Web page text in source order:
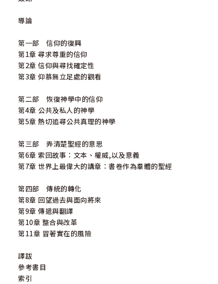
導論
第一部 信仰的復興
第1章 尋求尊重的信仰
第2章 信仰與尋找確定性
第3章 仰慕無立足處的觀看
第二部 恢復神學中的信仰
第4章 公共及私人的神學
第5章 熱切追尋公共真理的神學
第三部 弄清楚聖經的意思
第6章 索回故事：文本、權威,以及意義
第7章 世界上最偉大的講章：書卷作為羣體的聖經
第四部 傳統的轉化
第8章 回望過去與面向將來
第9章 傳遞與翻譯
第10章 整合與改革
第11章 冒著實在的風險
譯跋
參考書目
索引